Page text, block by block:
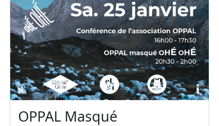
OPPAL Masqué